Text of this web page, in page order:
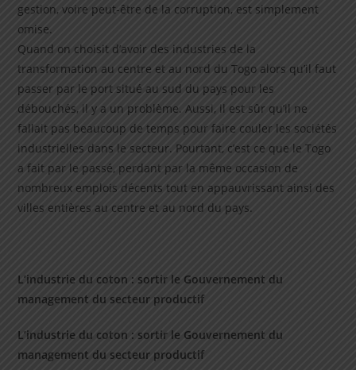
gestion, voire peut-être de la corruption, est simplement
omise.
Quand on choisit d’avoir des industries de la
transformation au centre et au nord du Togo alors qu’il faut
passer par le port situé au sud du pays pour les
débouchés, il y a un problème. Aussi, il est sûr qu’il ne
fallait pas beaucoup de temps pour faire couler les sociétés
industrielles dans le secteur. Pourtant, c’est ce que le Togo
a fait par le passé, perdant par la même occasion de
nombreux emplois décents tout en appauvrissant ainsi des
villes entières au centre et au nord du pays.
L’industrie du coton : sortir le Gouvernement du
management du secteur productif
L’industrie du coton : sortir le Gouvernement du
management du secteur productif